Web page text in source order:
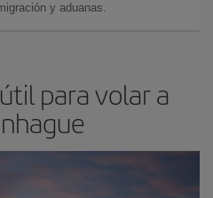
y aduanas.
para volar a